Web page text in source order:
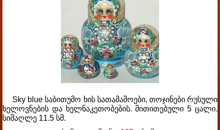
Sky blue საბითუმო ხის სათამაშოები, თოჯინები რუსული
ხელოვნების და ხელნაკეთობების. მითითებული 5 ცალი.
სიმაღლე 11.5 სმ.